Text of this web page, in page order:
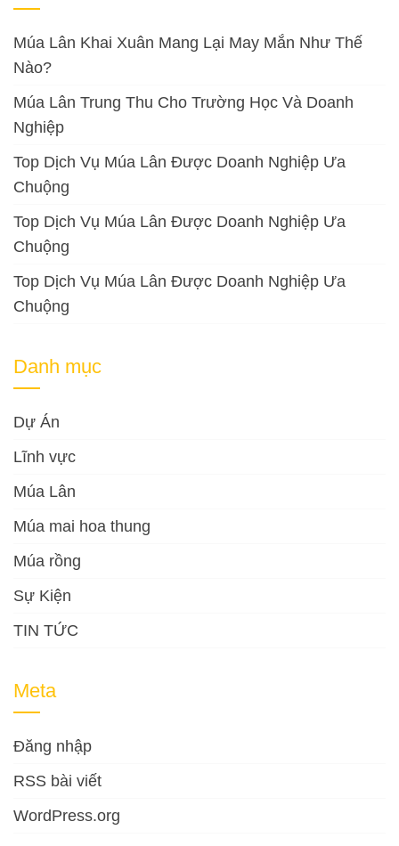
Múa Lân Khai Xuân Mang Lại May Mắn Như Thế
Nào?
Múa Lân Trung Thu Cho Trường Học Và Doanh
Nghiệp
Top Dịch Vụ Múa Lân Được Doanh Nghiệp Ưa
Chuộng
Top Dịch Vụ Múa Lân Được Doanh Nghiệp Ưa
Chuộng
Top Dịch Vụ Múa Lân Được Doanh Nghiệp Ưa
Chuộng
Danh mục
Dự Án
Lĩnh vực
Múa Lân
Múa mai hoa thung
Múa rồng
Sự Kiện
TIN TỨC
Meta
Đăng nhập
RSS bài viết
WordPress.org